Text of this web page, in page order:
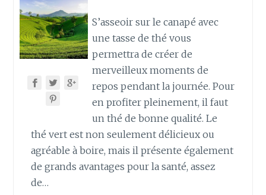
S’asseoir sur le canapé avec
une tasse de thé vous
permettra de créer de
merveilleux moments de
repos pendant la journée. Pour
en profiter pleinement, il faut
un thé de bonne qualité. Le
thé vert est non seulement délicieux ou
agréable à boire, mais il présente également
de grands avantages pour la santé, assez
de…